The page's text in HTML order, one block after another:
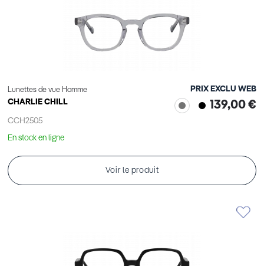
Lunettes de vue Homme
CHARLIE CHILL
CCH2505
PRIX EXCLU WEB
139,00 €
En stock en ligne
Voir le produit